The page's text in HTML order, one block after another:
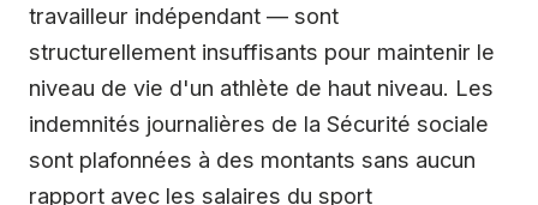
travailleur indépendant — sont
structurellement insuffisants pour maintenir le
niveau de vie d'un athlète de haut niveau. Les
indemnités journalières de la Sécurité sociale
sont plafonnées à des montants sans aucun
rapport avec les salaires du sport